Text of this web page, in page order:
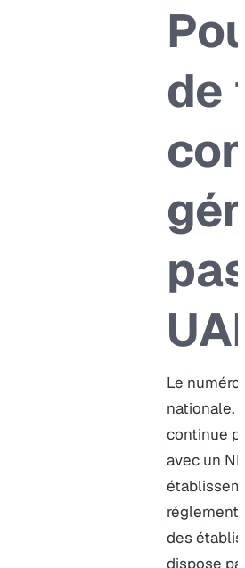
de
UAI
Le numéro
nationale.
continue
avec un
des
dispose